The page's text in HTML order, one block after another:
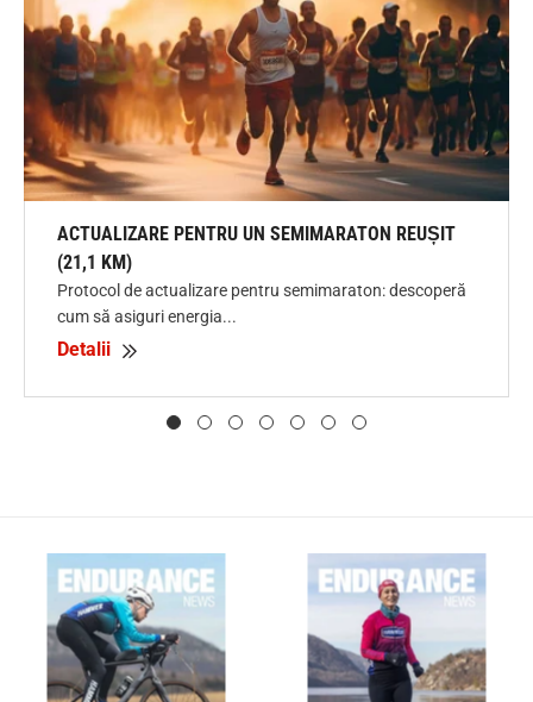
ACTUALIZARE PENTRU UN SEMIMARATON REUȘIT
(21,1 KM)
Protocol de actualizare pentru semimaraton: descoperă
cum să asiguri energia...
Detalii